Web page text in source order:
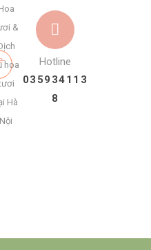
&
hoa
Hà
Nội
Hotline
035934113
8